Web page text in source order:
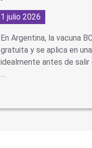
1 julio 2026
En Argentina, la vacuna
gratuita y se aplica en
idealmente antes de salir
…